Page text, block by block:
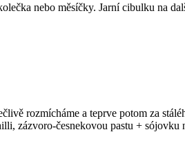
nebo měsíčky. Jarní cibulku na
rozmícháme a teprve potom za
zázvoro-česnekovou pastu +